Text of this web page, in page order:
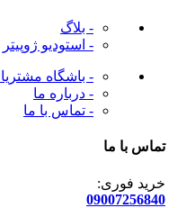
- بلاگ
- استودیو ژوپیتر
- باشگاه مشتریان
- درباره ما
- تماس با ما
با ما
فوری: